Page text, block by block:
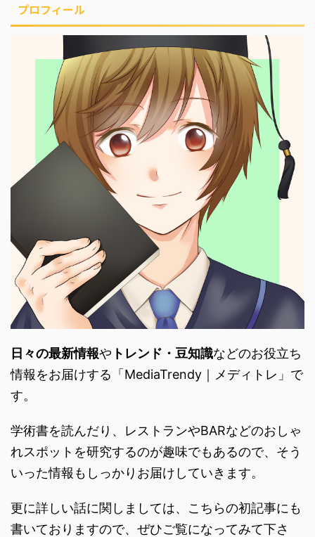
プロフィール
日々の最新情報や トレンド・ 豆知識などのお役立ち
情報をお届けする「 MediaTrendy｜メディトレ」で
す。
学術書を読んだり、 レストランやBARなどのおしゃ
れスポットを研究するのが趣味でもあるので、 そう
いった情報もしっかりお届けしていきます。
更に詳しい話に関しましては、こちらの初記事にも
書いておりますので、ぜひご覧になってみて下さ